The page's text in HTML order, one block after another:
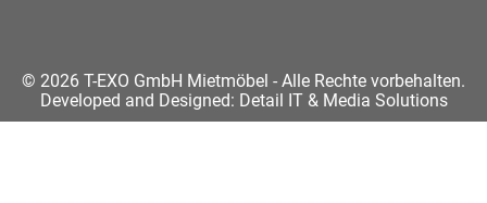
© 2026 T-EXO GmbH Mietmöbel - Alle Rechte vorbehalten.
Developed and Designed: Detail IT & Media Solutions